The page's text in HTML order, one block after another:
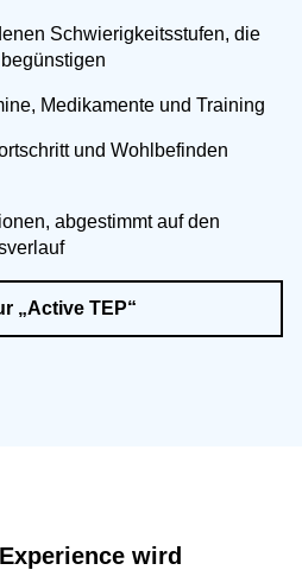
Schwierigkeitsstufen, die
Medikamente und Training
und Wohlbefinden
abgestimmt auf den
„Active TEP“
wird